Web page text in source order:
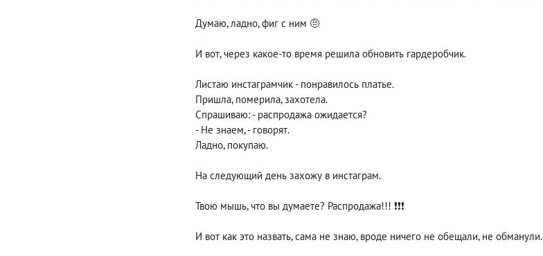
Думаю, ладно, фиг с ним 🤨
И вот, через какое-то время решила обновить гардеробчик.
Листаю инстаграмчик - понравилось платье.
Пришла, померила, захотела.
Спрашиваю: - распродажа ожидается?
- Не знаем, - говорят.
Ладно, покупаю.
На следующий день захожу в инстаграм.
Твою мышь, что вы думаете? Распродажа!!! ❗️❗️❗️
И вот как это назвать, сама не знаю, вроде ничего не обещали, не обманули.